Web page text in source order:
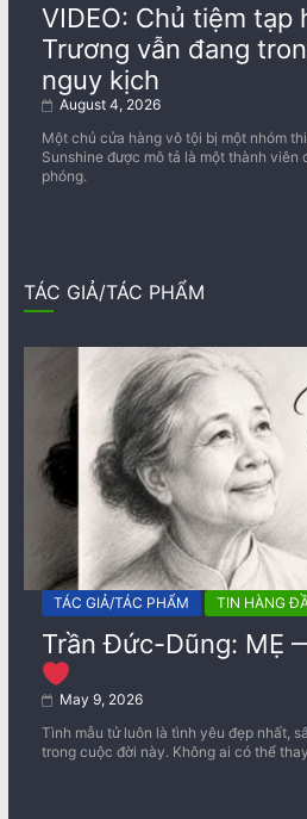
VIDEO: Chủ tiệm tạp
Trương vẫn đang
nguy kịch
August 4, 2026
Một chủ cửa hàng vô tội bị một nhóm
Sunshine được mô tả là một thành viên
phóng.
TÁC GIẢ/TÁC PHẨM
TÁC GIẢ/TÁC PHẨM TIN HÀNG
Trần Đức-Dũng: MẸ
May 9, 2026
Tình mẫu tử luôn là tình yêu đẹp nhất,
trong cuộc đời này. Không ai có thể